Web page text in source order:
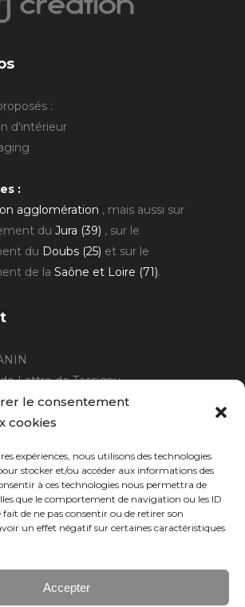
le consentement
cookies
expériences, nous utilisons des technologies
stocker et/ou accéder aux informations des
à ces technologies nous permettra de
que le comportement de navigation ou les ID
fait de ne pas consentir ou de retirer son
un effet négatif sur certaines caractéristiques
Accepter
:
d'intérieur
:
agglomération , mais aussi sur
du Jura (39) , sur le
du Doubs (25) et sur le
de la Saône et Loire (71).
Lattre de Tassigny
Chambertin
29
sur rendez-vous.